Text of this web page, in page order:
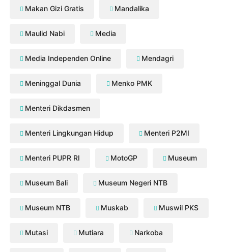
Makan Gizi Gratis Mandalika
Maulid Nabi Media
Media Independen Online Mendagri
Meninggal Dunia Menko PMK
Menteri Dikdasmen
Menteri Lingkungan Hidup Menteri P2MI
Menteri PUPR RI MotoGP Museum
Museum Bali Museum Negeri NTB
Museum NTB Muskab Muswil PKS
Mutasi Mutiara Narkoba